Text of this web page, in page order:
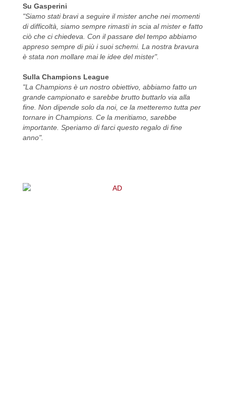
Su Gasperini
"Siamo stati bravi a seguire il mister anche nei momenti
di difficoltà, siamo sempre rimasti in scia al mister e fatto
ciò che ci chiedeva. Con il passare del tempo abbiamo
appreso sempre di più i suoi schemi. La nostra bravura
è stata non mollare mai le idee del mister".
Sulla Champions League
"La Champions è un nostro obiettivo, abbiamo fatto un
grande campionato e sarebbe brutto buttarlo via alla
fine. Non dipende solo da noi, ce la metteremo tutta per
tornare in Champions. Ce la meritiamo, sarebbe
importante. Speriamo di farci questo regalo di fine
anno".